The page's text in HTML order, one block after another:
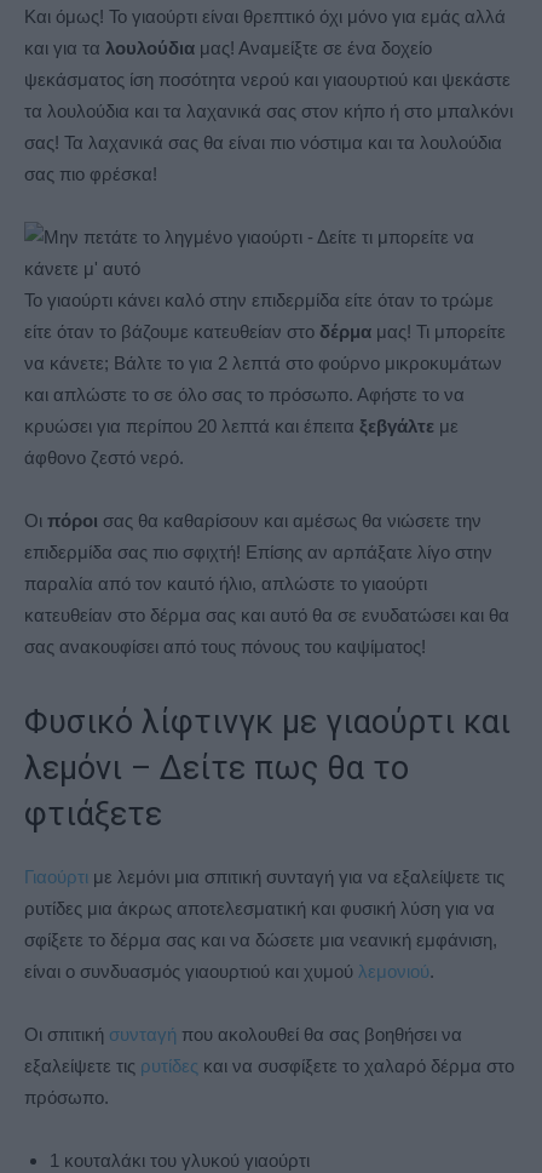
Και όμως! Το γιαούρτι είναι θρεπτικό όχι μόνο για εμάς αλλά
και για τα λουλούδια μας! Αναμείξτε σε ένα δοχείο
ψεκάσματος ίση ποσότητα νερού και γιαουρτιού και ψεκάστε
τα λουλούδια και τα λαχανικά σας στον κήπο ή στο μπαλκόνι
σας! Τα λαχανικά σας θα είναι πιο νόστιμα και τα λουλούδια
σας πιο φρέσκα!
Το γιαούρτι κάνει καλό στην επιδερμίδα είτε όταν το τρώμε
είτε όταν το βάζουμε κατευθείαν στο δέρμα μας! Τι μπορείτε
να κάνετε; Βάλτε το για 2 λεπτά στο φούρνο μικροκυμάτων
και απλώστε το σε όλο σας το πρόσωπο. Αφήστε το να
κρυώσει για περίπου 20 λεπτά και έπειτα ξεβγάλτε με
άφθονο ζεστό νερό.
Οι πόροι σας θα καθαρίσουν και αμέσως θα νιώσετε την
επιδερμίδα σας πιο σφιχτή! Επίσης αν αρπάξατε λίγο στην
παραλία από τον καuτό ήλιο, απλώστε το γιαούρτι
κατευθείαν στο δέρμα σας και αυτό θα σε ενυδατώσει και θα
σας ανακουφίσει από τους πόνους του καψίματος!
Φυσικό λίφτινγκ με γιαούρτι και
λεμόνι – Δείτε πως θα το
φτιάξετε
Γιαούρτι με λεμόνι μια σπιτική συνταγή για να εξαλείψετε τις
ρυτίδες μια άκρως αποτελεσματική και φυσική λύση για να
σφίξετε το δέρμα σας και να δώσετε μια νεανική εμφάνιση,
είναι ο συνδυασμός γιαουρτιού και χυμού λεμονιού.
Οι σπιτική συνταγή που ακολουθεί θα σας βοηθήσει να
εξαλείψετε τις ρυτίδες και να συσφίξετε το χαλαρό δέρμα στο
πρόσωπο.
1 κουταλάκι του γλυκού γιαούρτι